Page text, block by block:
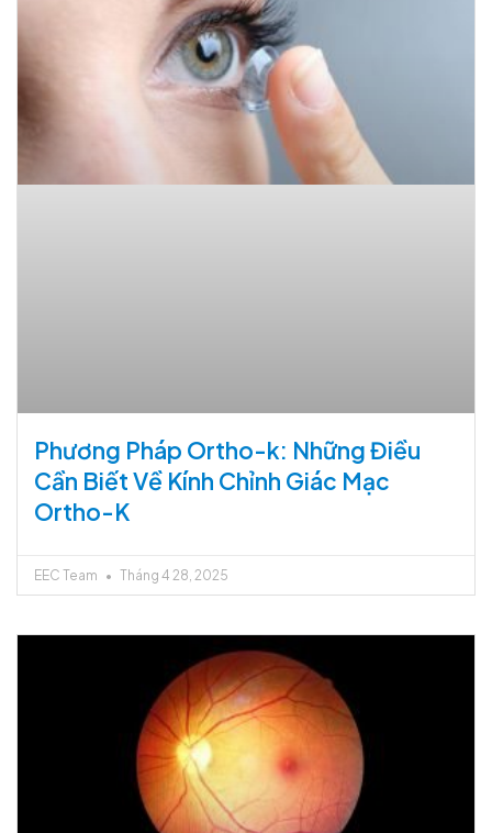
Phương Pháp Ortho-k: Những Điều
Cần Biết Về Kính Chỉnh Giác Mạc
Ortho-K
EEC Team Tháng 4 28, 2025